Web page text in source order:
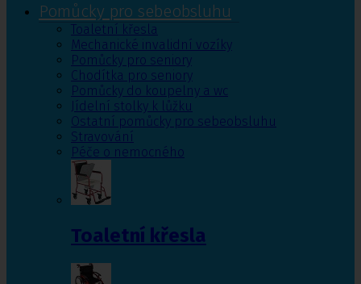
Pomůcky pro sebeobsluhu
Toaletní křesla
Mechanické invalidní vozíky
Pomůcky pro seniory
Chodítka pro seniory
Pomůcky do koupelny a wc
Jídelní stolky k lůžku
Ostatní pomůcky pro sebeobsluhu
Stravování
Péče o nemocného
Toaletní křesla